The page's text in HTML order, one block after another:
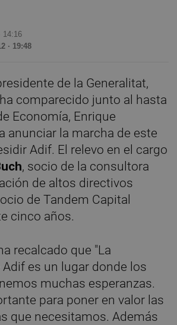
14:16
· 19:48
de la Generalitat,
comparecido junto al hasta
Economía, Enrique
anunciar la marcha de este
Adif. El relevo en el cargo
, socio de la consultora
de altos directivos
de Tandem Capital
cinco años.
recalcado que "La
es un lugar donde los
muchas esperanzas.
para poner en valor las
que necesitamos. Además